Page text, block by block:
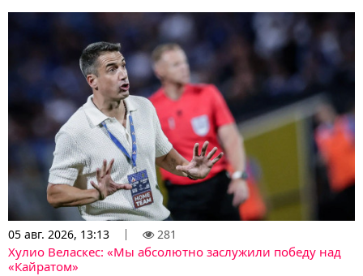
05 авг. 2026, 13:13 281
Хулио Веласкес: «Мы абсолютно заслужили победу над
«Кайратом»